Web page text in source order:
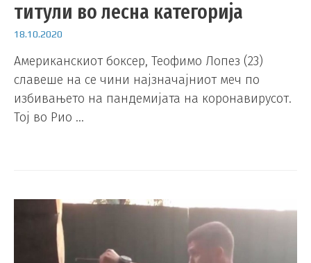
титули во лесна категорија
18.10.2020
Американскиот боксер, Теофимо Лопез (23)
славеше на се чини најзначајниот меч по
избивањето на пандемијата на коронавирусот.
Тој во Рио …